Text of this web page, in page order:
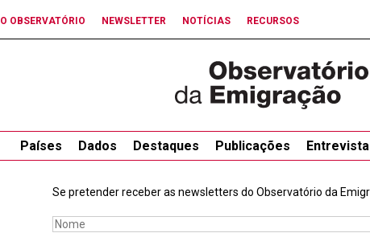
O OBSERVATÓRIO NEWSLETTER NOTÍCIAS RECURSOS
Países Dados Destaques Publicações
Se pretender receber as newsletters do Observatório da